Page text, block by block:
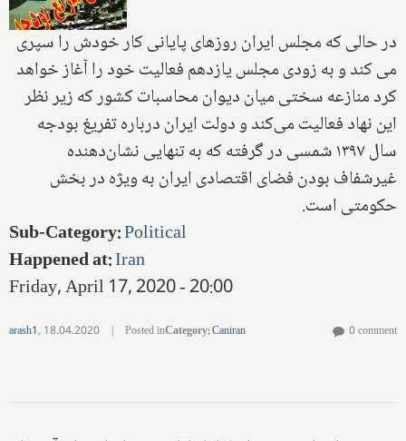
در حالی که مجلس ایران روزهای پایانی کار خودش را سپری
می کند و به زودی مجلس یازدهم فعالیت خود را آغاز خواهد
کرد منازعه سختی میان دیوان محاسبات کشور که زیر نظر
این نهاد فعالیت می‌کند و دولت ایران درباره تفریغ بودجه
سال ۱۳۹۷ شمسی در گرفته که به تنهایی نشان‌دهنده
غیرشفاف بودن فضای اقتصادی ایران به ویژه در بخش
حکومتی است.
Sub-Category:Political
Happened at:Iran
Friday, April 17, 2020 - 20:00
arash1, 18.04.2020 | Posted inCategory:Caniran 0 comment